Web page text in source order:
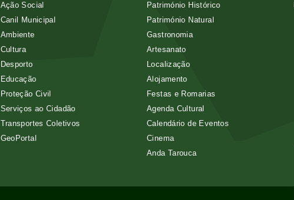
Ação Social
Canil Municipal
Ambiente
Cultura
Desporto
Educação
Proteção Civil
Serviços ao Cidadão
Transportes Coletivos
GeoPortal
Património Histórico
Património Natural
Gastronomia
Artesanato
Localização
Alojamento
Festas e Romarias
Agenda Cultural
Calendário de Eventos
Cinema
Anda Tarouca